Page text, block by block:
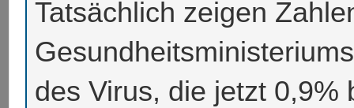
Tatsächlich zeigen
des Virus, die jetzt 0,9%